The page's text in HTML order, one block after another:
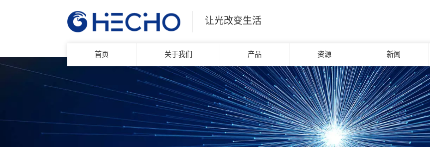
让光改变生活
首页 关于我们 产品 资源 新闻